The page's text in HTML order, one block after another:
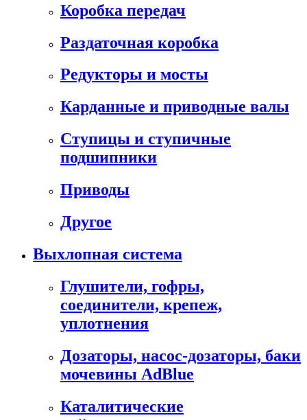
Коробка передач
Раздаточная коробка
Редукторы и мосты
Карданные и приводные валы
Ступицы и ступичные
подшипники
Приводы
Другое
Выхлопная система
Глушители, гофры,
соединители, крепеж,
уплотнения
Дозаторы, насос-дозаторы, баки
мочевины AdBlue
Каталитические